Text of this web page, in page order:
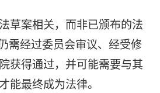
草案相关，而非已颁布的法
需经过委员会审议、经受修
获得通过，并可能需要与其
能最终成为法律。